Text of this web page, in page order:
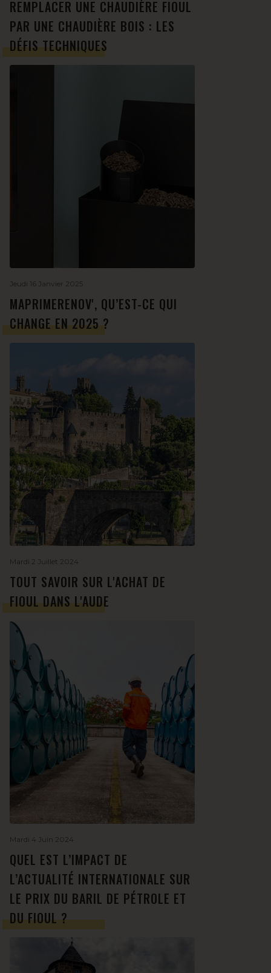
REMPLACER UNE CHAUDIÈRE FIOUL
PAR UNE CHAUDIÈRE BOIS : LES
DÉFIS TECHNIQUES
Jeudi 16 Janvier 2025
MAPRIMERENOV', QU’EST-CE QUI
CHANGE EN 2025 ?
Mardi 2 Juillet 2024
TOUT SAVOIR SUR L'ACHAT DE
FIOUL DANS L'AUDE
Mardi 4 Juin 2024
QUEL EST L’IMPACT DE
L’ACTUALITÉ INTERNATIONALE SUR
LE PRIX DU BARIL DE PÉTROLE ET
DU FIOUL ?